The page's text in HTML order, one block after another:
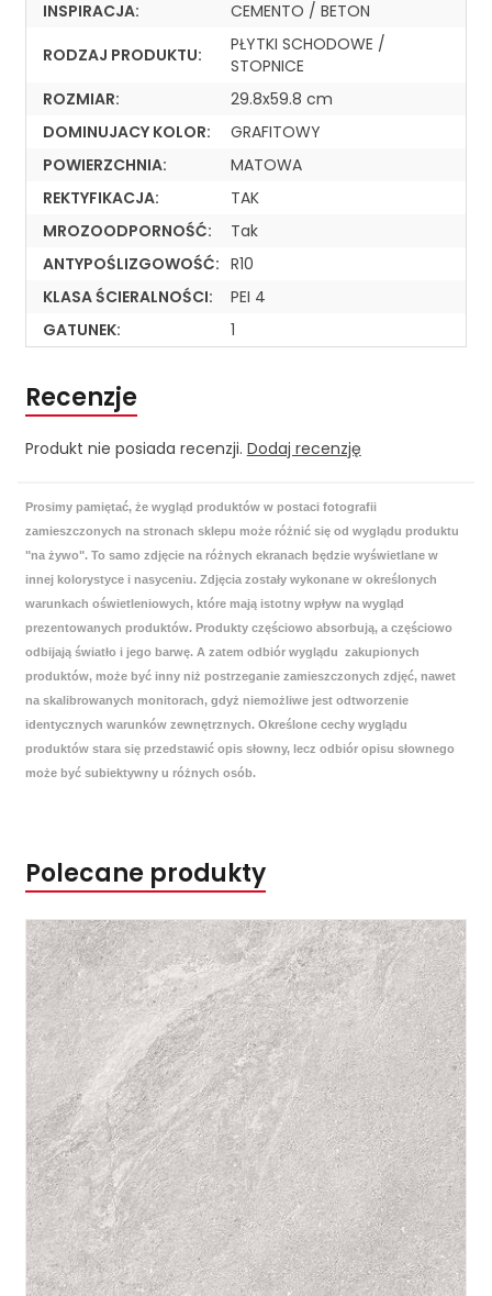
INSPIRACJA:
CEMENTO / BETON
RODZAJ PRODUKTU:
PŁYTKI SCHODOWE /
STOPNICE
ROZMIAR:
29.8x59.8 cm
DOMINUJACY KOLOR:
GRAFITOWY
POWIERZCHNIA:
MATOWA
REKTYFIKACJA:
TAK
MROZOODPORNOŚĆ:
Tak
ANTYPOŚLIZGOWOŚĆ: R10
KLASA ŚCIERALNOŚCI:
PEI 4
GATUNEK:
1
Recenzje
Produkt nie posiada recenzji. Dodaj recenzję
Prosimy pamiętać, że wygląd produktów w postaci fotografii
zamieszczonych na stronach sklepu może różnić się od wyglądu produktu
"na żywo". To samo zdjęcie na różnych ekranach będzie wyświetlane w
innej kolorystyce i nasyceniu. Zdjęcia zostały wykonane w określonych
warunkach oświetleniowych, które mają istotny wpływ na wygląd
prezentowanych produktów. Produkty częściowo absorbują, a częściowo
odbijają światło i jego barwę. A zatem odbiór wyglądu zakupionych
produktów, może być inny niż postrzeganie zamieszczonych zdjęć, nawet
na skalibrowanych monitorach, gdyż niemożliwe jest odtworzenie
identycznych warunków zewnętrznych. Określone cechy wyglądu
produktów stara się przedstawić opis słowny, lecz odbiór opisu słownego
może być subiektywny u różnych osób.
Polecane produkty